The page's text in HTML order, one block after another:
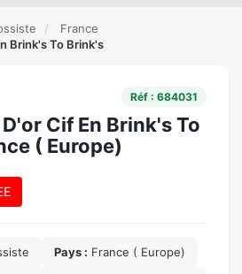
France
Brink's To Brink's
Réf : 684031
Cif En Brink's To
( Europe)
Pays : France ( Europe)